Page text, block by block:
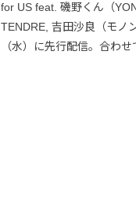
for US feat. 磯野くん（
TENDRE, 吉田沙良（モノ
（水）に先行配信。合わせ